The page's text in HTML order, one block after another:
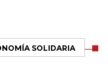
SOLIDARIA